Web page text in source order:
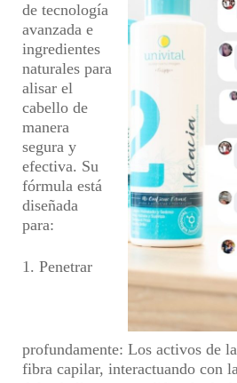
de tecnología
avanzada e
ingredientes
naturales para
alisar el
cabello de
manera
segura y
efectiva. Su
fórmula está
diseñada
para:
1. Penetrar
profundamente: Los activos de
fibra capilar, interactuando con